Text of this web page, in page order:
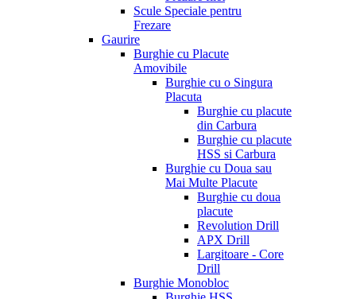
Scule Speciale pentru
Frezare
Gaurire
Burghie cu Placute
Amovibile
Burghie cu o Singura
Placuta
Burghie cu placute
din Carbura
Burghie cu placute
HSS si Carbura
Burghie cu Doua sau
Mai Multe Placute
Burghie cu doua
placute
Revolution Drill
APX Drill
Largitoare - Core
Drill
Burghie Monobloc